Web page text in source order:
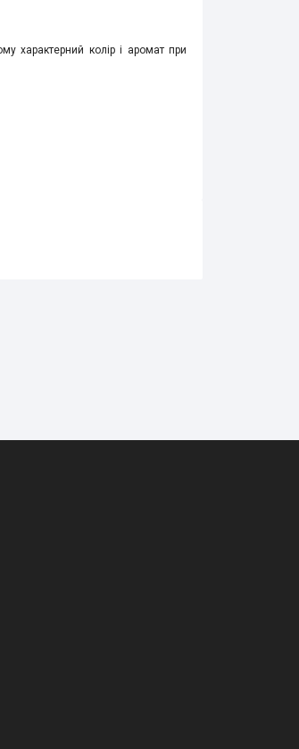
характерний колір і аромат при